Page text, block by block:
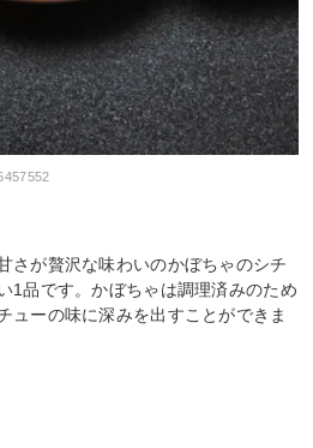
さが贅沢な味わいのかぼちゃのシチ
1品です。かぼちゃは調理済みのため
ューの味に深みを出すことができま